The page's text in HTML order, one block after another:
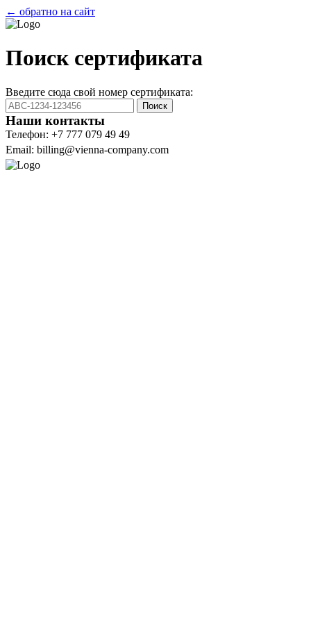
← обратно на сайт
Поиск сертификата
Введите сюда свой номер сертификата:
Поиск
Наши контакты
Телефон: +7 777 079 49 49
Email: billing@vienna-company.com